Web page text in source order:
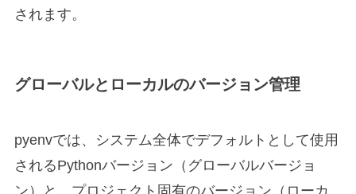
されます。
グローバルとローカルのバージョン管理
pyenvでは、システム全体でデフォルトとして使用
されるPythonバージョン（グローバルバージョ
ン）と、プロジェクト固有のバージョン（ローカ